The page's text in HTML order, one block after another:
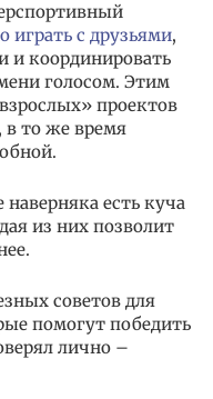
играть с друзьями,
и координировать
голосом. Этим
проектов
, в то же время
есть куча
из них позволит
советов для
помогут победить
лично –